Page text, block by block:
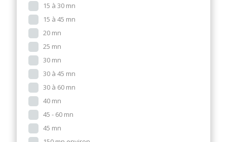
15 à 30 mn
15 à 45 mn
20 mn
25 mn
30 mn
30 à 45 mn
30 à 60 mn
40 mn
45 - 60 mn
45 mn